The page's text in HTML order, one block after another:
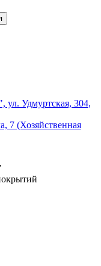
ул. Удмуртская, 304,
7 (Хозяйственная